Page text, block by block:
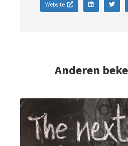
Website
Anderen